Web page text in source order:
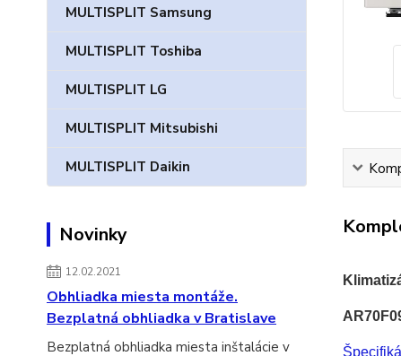
MULTISPLIT Samsung
MULTISPLIT Toshiba
MULTISPLIT LG
MULTISPLIT Mitsubishi
MULTISPLIT Daikin
Novinky
12.02.2021
Obhliadka miesta montáže.
Bezplatná obhliadka v Bratislave
Bezplatná obhliadka miesta inštalácie v